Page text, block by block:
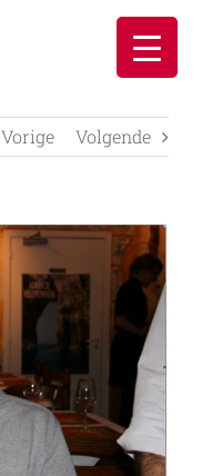
Vorige Volgende